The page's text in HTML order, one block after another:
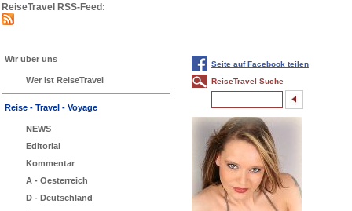
ReiseTravel RSS-Feed:
Wir über uns
Wer ist ReiseTravel
Reise - Travel - Voyage
NEWS
Editorial
Kommentar
A - Oesterreich
D - Deutschland
Seite auf Facebook teilen
ReiseTravel Suche